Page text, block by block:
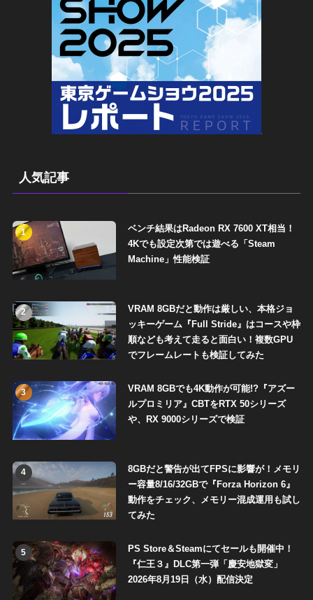
人気記事
1
ベンチ結果はRadeon RX 7600 XT相当！
4Kでも設定次第では遊べる「Steam
Machine」性能検証
2
VRAM 8GBだと動作は厳しい、本格ジョ
ッキーゲーム『Full Stride』はコースや枠
順なども考えて走ると面白い！複数GPU
でフレームレートも検証してみた
3
VRAM 8GBでも4K動作が可能!?『アズー
ルプロミリア』CBTをRTX 50シリーズ
や、RX 9000シリーズで検証
4
8GBだと警告が出てFPSに影響が！メモリ
ー容量8/16/32GBで『Forza Horizon 6』
動作をチェック、メモリー混成運用も試し
てみた
5
PS Store＆Steamにてセールも開催中！
『仁王３』DLC第一弾「慶安地獄変」
2026年8月19日（水）配信決定